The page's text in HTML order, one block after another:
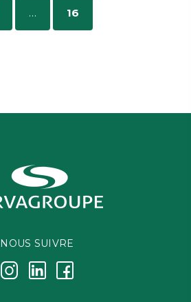
… 16
NOUS SUIVRE
j k i